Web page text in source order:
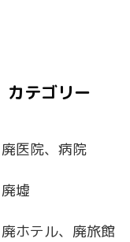
カテゴリー
廃医院、病院
廃墟
廃ホテル、廃旅館